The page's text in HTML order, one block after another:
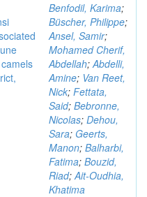
Benfodil, Karima;
Büscher, Philippe;
Ansel, Samir;
Mohamed Cherif,
Abdellah;Abdelli,
Amine; Van Reet,
Nick; Fettata,
Said; Bebronne,
Nicolas; Dehou,
Sara; Geerts,
Manon; Balharbi,
Fatima; Bouzid,
Riad;Ait-Oudhia,
Khatima